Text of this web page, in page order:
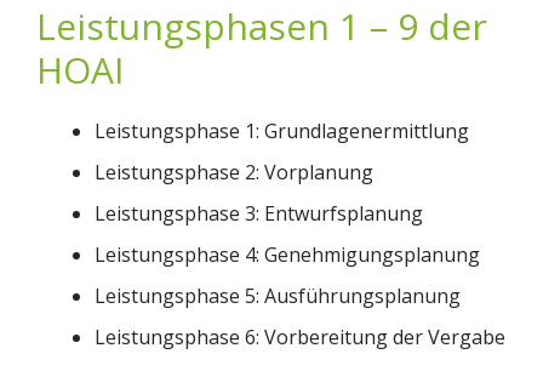
Leistungsphasen 1 – 9 der
HOAI
Leistungsphase 1: Grundlagenermittlung
Leistungsphase 2: Vorplanung
Leistungsphase 3: Entwurfsplanung
Leistungsphase 4: Genehmigungsplanung
Leistungsphase 5: Ausführungsplanung
Leistungsphase 6: Vorbereitung der Vergabe